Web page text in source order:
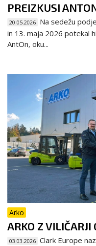
PREIZKUSI
20.05.2026 Na sedežu
in 13. maja 2026 potekal
AntOn, oku...
Arko
ARKO Z VILIČARJI
03.03.2026 Clark Europe